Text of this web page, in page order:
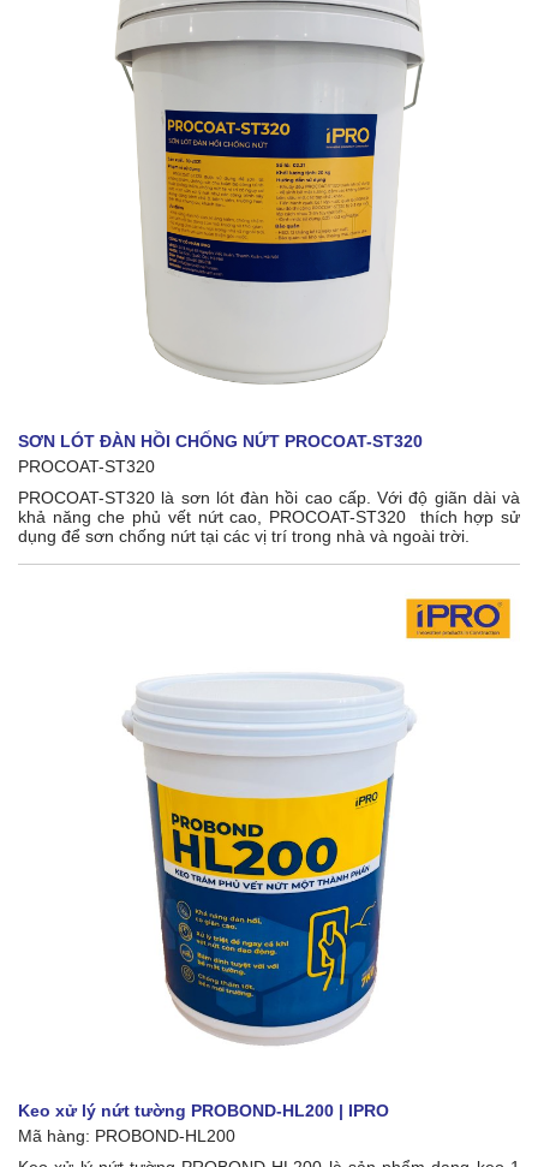
SƠN LÓT ĐÀN HỒI CHỐNG NỨT PROCOAT-ST320
PROCOAT-ST320
PROCOAT-ST320 là sơn lót đàn hồi cao cấp. Với độ giãn dài và
khả năng che phủ vết nứt cao, PROCOAT-ST320 thích hợp sử
dụng để sơn chống nứt tại các vị trí trong nhà và ngoài trời.
Keo xử lý nứt tường PROBOND-HL200 | IPRO
Mã hàng: PROBOND-HL200